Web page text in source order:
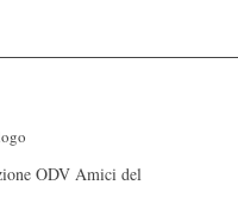
ODV Amici del